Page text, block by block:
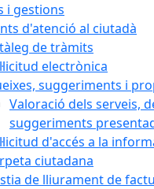
i gestions
d'atenció al ciutadà
de tràmits
electrònica
suggeriments i
Valoració dels serveis,
suggeriments
d'accés a la
ciutadana
de lliurament de